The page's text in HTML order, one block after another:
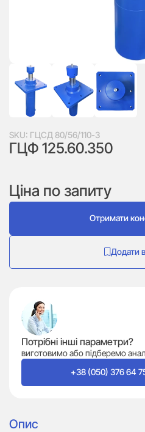
SKU: ГЦСД 80/56/110-3
ГЦФ 125.60.350
Ціна по запиту
Отримати
Додати
Потрібні інші параметри?
виготовимо або підберемо
+38 (050) 376 64
Опис